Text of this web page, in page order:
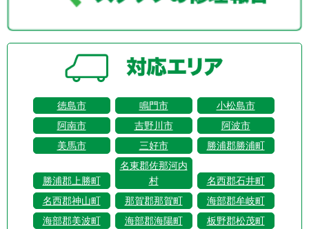
徳島市 鳴門市
小松島市
阿南市
吉野川市
阿波市
美馬市
三好市 勝浦郡勝浦町
勝浦郡上勝町
名東郡佐那河内
村
名西郡石井町
名西郡神山町
那賀郡那賀町
海部郡牟岐町
海部郡美波町
海部郡海陽町
板野郡松茂町